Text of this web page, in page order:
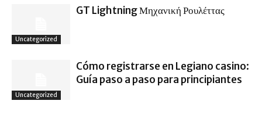
Uncategorized
GT Lightning Μηχανική Ρουλέττας
Uncategorized
Cómo registrarse en Legiano casino:
Guía paso a paso para principiantes